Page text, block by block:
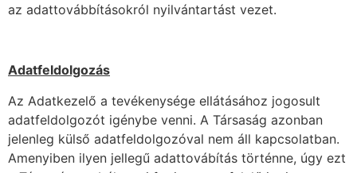
az adattovábbításokról nyilvántartást vezet.
Adatfeldolgozás
Az Adatkezelő a tevékenysége ellátásához jogosult
adatfeldolgozót igénybe venni. A Társaság azonban
jelenleg külső adatfeldolgozóval nem áll kapcsolatban.
Amenyiben ilyen jellegű adattovábítás történne, úgy ezt